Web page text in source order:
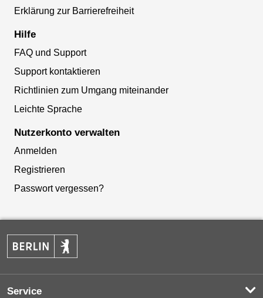
Erklärung zur Barrierefreiheit
Hilfe
FAQ und Support
Support kontaktieren
Richtlinien zum Umgang miteinander
Leichte Sprache
Nutzerkonto verwalten
Anmelden
Registrieren
Passwort vergessen?
Service